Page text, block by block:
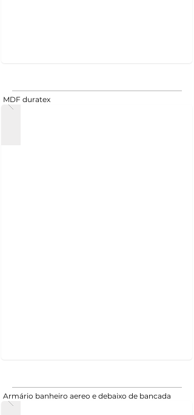
MDF duratex
Armário banheiro aereo e debaixo de bancada